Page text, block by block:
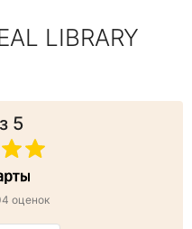
LIBRARY
5
оценок